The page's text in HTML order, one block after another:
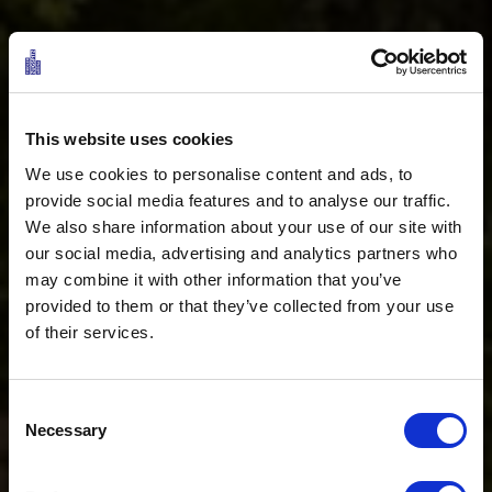
This website uses cookies
We use cookies to personalise content and ads, to
provide social media features and to analyse our traffic.
We also share information about your use of our site with
our social media, advertising and analytics partners who
may combine it with other information that you’ve
provided to them or that they’ve collected from your use
of their services.
Selection
Necessary
BIKE-PROGRAMM
Ö3 Silent Cinema Open Air Kino Tour